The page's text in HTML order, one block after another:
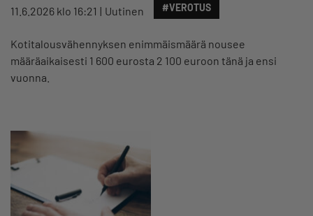
11.6.2026 klo 16:21 Uutinen #VEROTUS
Kotitalousvähennyksen enimmäismäärä nousee
määräaikaisesti 1 600 eurosta 2 100 euroon tänä ja ensi
vuonna.